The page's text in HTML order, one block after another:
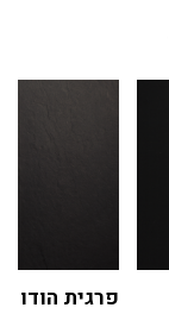
פרגית הודו